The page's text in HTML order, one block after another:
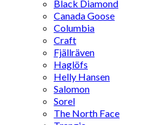
Black Diamond
Canada Goose
Columbia
Craft
Fjällräven
Haglöfs
Helly Hansen
Salomon
Sorel
The North Face